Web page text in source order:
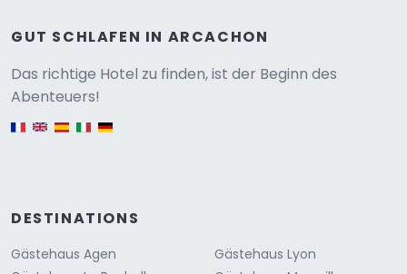
GUT SCHLAFEN IN ARCACHON
Das richtige Hotel zu finden, ist der Beginn des
Abenteuers!
DESTINATIONS
Gästehaus Agen
Gästehaus Lyon